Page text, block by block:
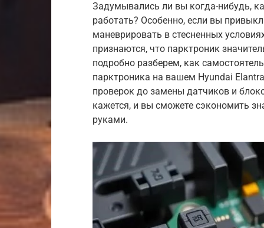
Задумывались ли вы когда-нибудь,
работать? Особенно, если вы
маневрировать в стесненных
признаются, что парктроник
подробно разберем, как
парктроника на вашем Hyundai
проверок до замены датчиков и
кажется, и вы сможете сэкономить
руками.